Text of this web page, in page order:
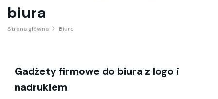
biura
Strona główna Biuro
Gadżety firmowe do biura z logo i
nadrukiem